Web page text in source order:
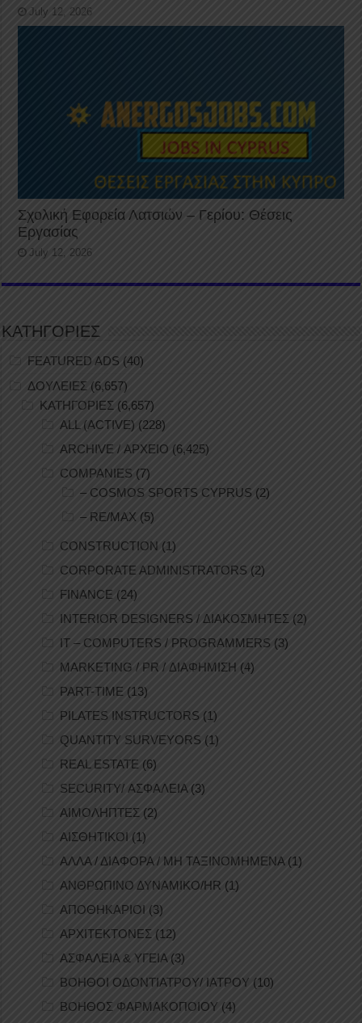
July 12, 2026
Σχολική Εφορεία Λατσιών – Γερίου: Θέσεις
Εργασίας
July 12, 2026
ΚΑΤΗΓΟΡΙΕΣ
FEATURED ADS (40)
ΔΟΥΛΕΙΕΣ (6,657)
ΚΑΤΗΓΟΡΙΕΣ (6,657)
ALL (ACTIVE) (228)
ARCHIVE / ΑΡΧΕΙΟ (6,425)
COMPANIES (7)
– COSMOS SPORTS CYPRUS (2)
– RE/MAX (5)
CONSTRUCTION (1)
CORPORATE ADMINISTRATORS (2)
FINANCE (24)
INTERIOR DESIGNERS / ΔΙΑΚΟΣΜΗΤΕΣ (2)
IT – COMPUTERS / PROGRAMMERS (3)
MARKETING / PR / ΔΙΑΦΗΜΙΣΗ (4)
PART-TIME (13)
PILATES INSTRUCTORS (1)
QUANTITY SURVEYORS (1)
REAL ESTATE (6)
SECURITY/ ΑΣΦΑΛΕΙΑ(3)
ΑΙΜΟΛΗΠΤΕΣ (2)
ΑΙΣΘΗΤΙΚΟΙ (1)
ΑΛΛΑ / ΔΙΑΦΟΡΑ / ΜΗ ΤΑΞΙΝΟΜΗΜΕΝΑ(1)
ΑΝΘΡΩΠΙΝΟ ΔΥΝΑΜΙΚΟ/HR (1)
ΑΠΟΘΗΚΑΡΙΟΙ (3)
ΑΡΧΙΤΕΚΤΟΝΕΣ (12)
ΑΣΦΑΛΕΙΑ & ΥΓΕΙΑ(3)
ΒΟΗΘΟΙ ΟΔΟΝΤΙΑΤΡΟΥ/ ΙΑΤΡΟΥ (10)
ΒΟΗΘΟΣ ΦΑΡΜΑΚΟΠΟΙΟΥ (4)